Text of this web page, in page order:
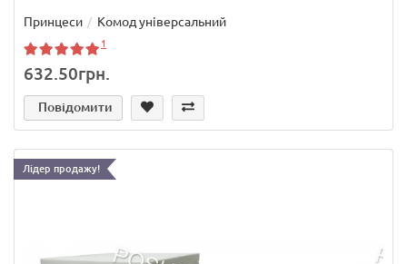
Принцеси
Комод універсальний
1
632.50грн.
Повідомити
Лідер продажу!